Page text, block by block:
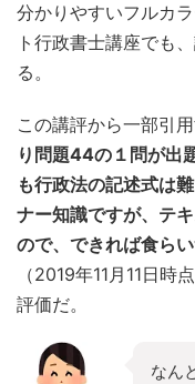
分かりやすいフルカ
ト行政書士講座でも
る。
この講評から一部引
り問題44の１問が出
も行政法の記述式は
ナー知識ですが、テ
ので、できれば食ら
（2019年11月11日
評価だ。
なん